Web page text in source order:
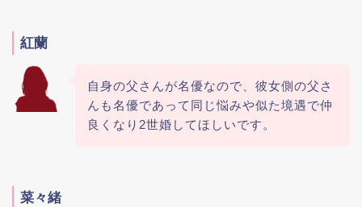
紅蘭
自身の父さんが名優なので、彼女側の父さ
んも名優であって同じ悩みや似た境遇で仲
良くなり2世婚してほしいです。
菜々緒